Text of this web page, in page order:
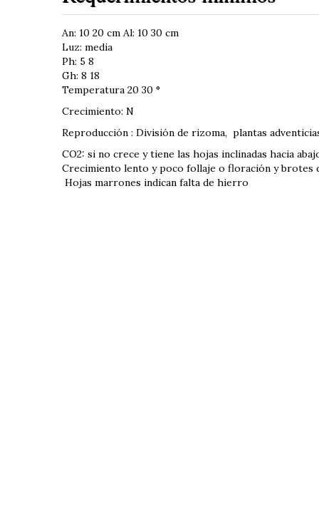
An: 10 20 cm Al: 10 30 cm
Luz: media
Ph: 5 8
Gh: 8 18
Temperatura 20 30 °
Crecimiento: N
Reproducción : División de rizoma, plantas
CO2: si no crece y tiene las hojas inclinadas hacia
Crecimiento lento y poco follaje o floración y brotes
Hojas marrones indican falta de hierro